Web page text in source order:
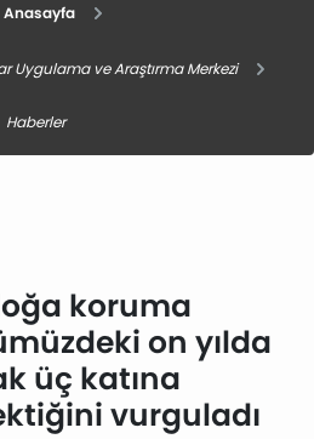
Anasayfa
Uygulama ve Araştırma Merkezi
Haberler
koruma
on yılda
üç katına
vurguladı